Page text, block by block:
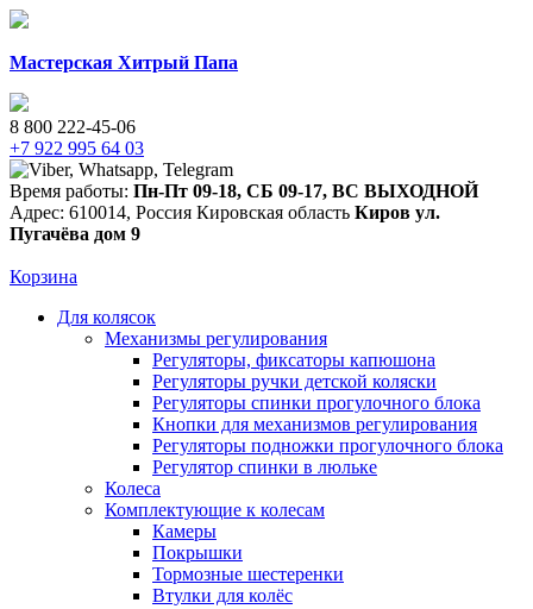
Мастерская Хитрый Папа
8 800 222-45-06
+7 922 995 64 03
Время работы: Пн-Пт 09-18, СБ 09-17, ВС ВЫХОДНОЙ
Адрес: 610014, Россия Кировская область Киров ул.
Пугачёва дом 9
Корзина
Для колясок
Механизмы регулирования
Регуляторы, фиксаторы капюшона
Регуляторы ручки детской коляски
Регуляторы спинки прогулочного блока
Кнопки для механизмов регулирования
Регуляторы подножки прогулочного блока
Регулятор спинки в люльке
Колеса
Комплектующие к колесам
Камеры
Покрышки
Тормозные шестеренки
Втулки для колёс